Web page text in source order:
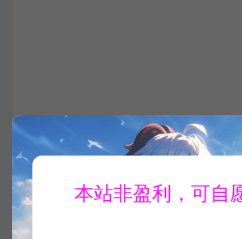
本站非盈利，可自